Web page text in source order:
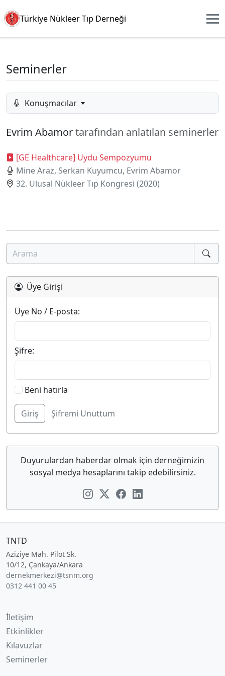
Türkiye Nükleer Tıp Derneği
Seminerler
Konuşmacılar
Evrim Abamortarafından anlatılan seminerler
[GE Healthcare] Uydu Sempozyumu
Mine Araz, Serkan Kuyumcu, Evrim Abamor
32. Ulusal Nükleer Tıp Kongresi (2020)
Üye Girişi
Üye No / E-posta:
Şifre:
Beni hatırla
Şifremi Unuttum
Duyurulardan haberdar olmak için derneğimizin
sosyal medya hesaplarını takip edebilirsiniz.
TNTD
Aziziye Mah. Pilot Sk.
10/12, Çankaya/Ankara
dernekmerkezi@tsnm.org
0312 441 00 45
İletişim
Etkinlikler
Kılavuzlar
Seminerler